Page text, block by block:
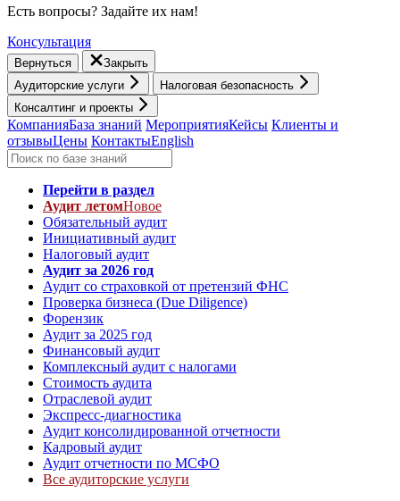
Есть вопросы? Задайте их нам!
Консультация
Вернуться
Закрыть
Аудиторские услуги
Налоговая безопасность
Консалтинг и проекты
КомпанияБаза знаний МероприятияКейсы Клиенты и
отзывыЦены КонтактыEnglish
Перейти в раздел
Аудит летомНовое
Обязательный аудит
Инициативный аудит
Налоговый аудит
Аудит за 2026 год
Аудит со страховкой от претензий ФНС
Проверка бизнеса (Due Diligence)
Форензик
Аудит за 2025 год
Финансовый аудит
Комплексный аудит с налогами
Стоимость аудита
Отраслевой аудит
Экспресс-диагностика
Аудит консолидированной отчетности
Кадровый аудит
Аудит отчетности по МСФО
Все аудиторские услуги